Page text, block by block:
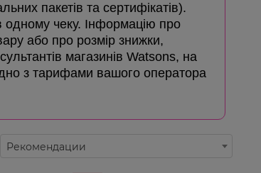
пакетів та сертифікатів).
одному чеку. Інформацію про
або про розмір знижки,
магазинів Watsons, на
з тарифами вашого оператора
Рекомендации